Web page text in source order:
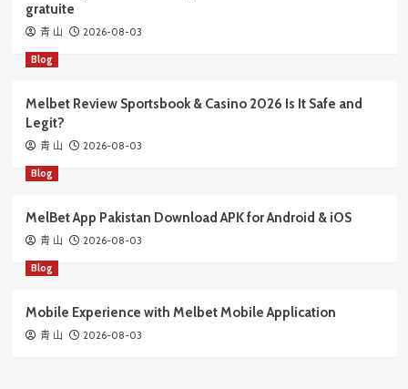
gratuite
青 山 2026-08-03
Blog
Melbet Review Sportsbook & Casino 2026 Is It Safe and
Legit?
青 山 2026-08-03
Blog
MelBet App Pakistan Download APK for Android & iOS
青 山 2026-08-03
Blog
Mobile Experience with Melbet Mobile Application
青 山 2026-08-03